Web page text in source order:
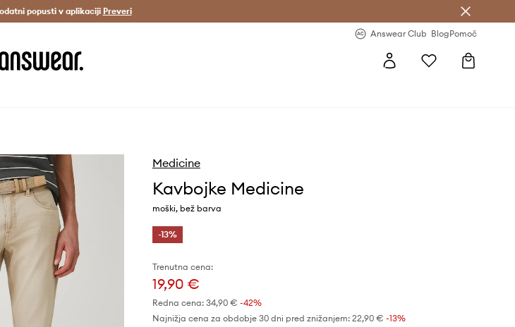
Prihrani z vpisom v Answear Club >
popusti v aplikaciji Preveri
Answear Club BlogPomoč
Medicine
Kavbojke Medicine
moški, bež barva
-13%
Trenutna cena:
19,90 €
Redna cena: 34,90 € -42%
Najnižja cena za obdobje 30 dni pred znižanjem: 22,90 € -13%